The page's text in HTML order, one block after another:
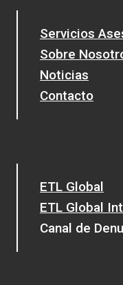
Servicios
Sobre
Noticias
Contacto
ETL Global
ETL Global
Canal de